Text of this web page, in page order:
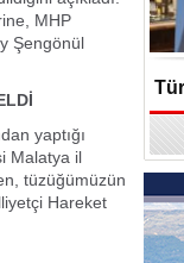
MHP
Şengönül
yaptığı
Malatya il
tüzüğümüzün
Hareket